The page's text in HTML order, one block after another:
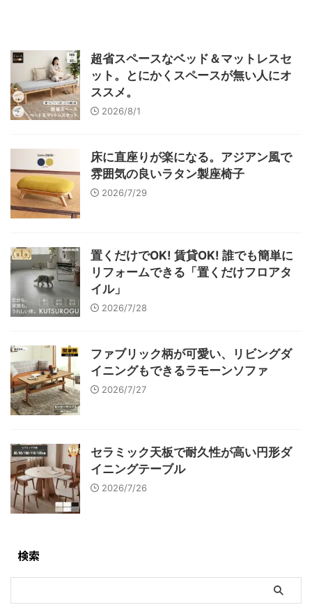
超省スペースなベッド＆マットレスセ
ット。とにかくスペースが無い人にオ
ススメ。
2026/8/1
床に直座りが楽になる。アジアン風で
雰囲気の良いラタン製座椅子
2026/7/29
置くだけでOK! 賃貸OK! 誰でも簡単に
リフォームできる「置くだけフロアタ
イル」
2026/7/28
ファブリック柄が可愛い、リビングダ
イニングもできるラモーンソファ
2026/7/27
セラミック天板で耐久性が高い円形ダ
イニングテーブル
2026/7/26
検索